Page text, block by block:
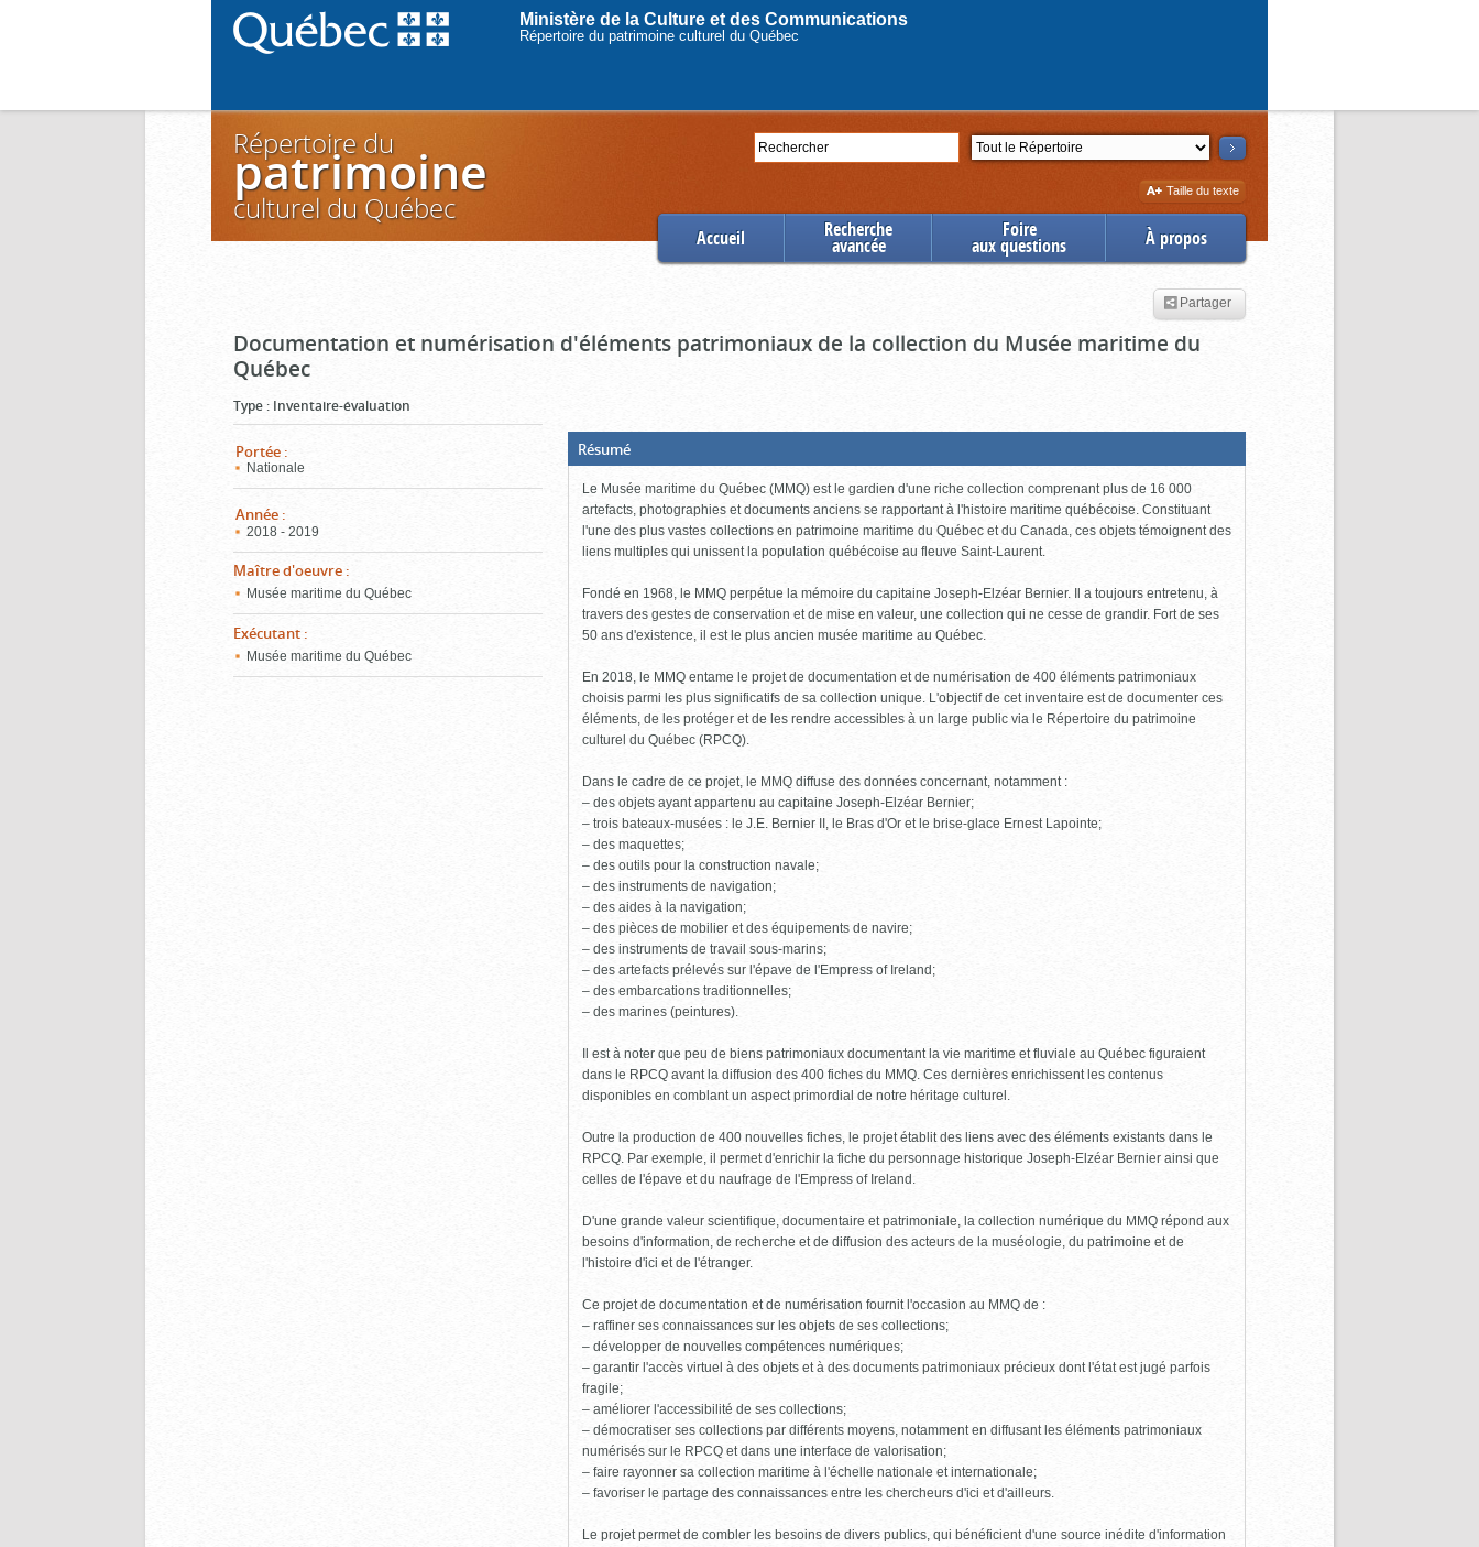
Ministère de la Culture et des Communications
Répertoire du patrimoine culturel du Québec
Rechercher Section
Augmenter
la
Taille du texte
Répertoire du
patrimoine
culturel du Québec
Accueil Recherche
avancée
Foire
aux questions À propos
Partager
Documentation et numérisation d'éléments patrimoniaux de la collection du Musée maritime du
Québec
Type : Inventaire-évaluation
Portée :
Nationale
Année :
2018 - 2019
Maître d'oeuvre :
Musée maritime du Québec
Exécutant :
Musée maritime du Québec
Résumé(Boite
ouverte,
cliquer
pour
fermer)
Le Musée maritime du Québec (MMQ) est le gardien d'une riche collection comprenant plus de 16 000
artefacts, photographies et documents anciens se rapportant à l'histoire maritime québécoise. Constituant
l'une des plus vastes collections en patrimoine maritime du Québec et du Canada, ces objets témoignent des
liens multiples qui unissent la population québécoise au fleuve Saint-Laurent.
Fondé en 1968, le MMQ perpétue la mémoire du capitaine Joseph-Elzéar Bernier. Il a toujours entretenu, à
travers des gestes de conservation et de mise en valeur, une collection qui ne cesse de grandir. Fort de ses
50 ans d'existence, il est le plus ancien musée maritime au Québec.
En 2018, le MMQ entame le projet de documentation et de numérisation de 400 éléments patrimoniaux
choisis parmi les plus significatifs de sa collection unique. L'objectif de cet inventaire est de documenter ces
éléments, de les protéger et de les rendre accessibles à un large public via le Répertoire du patrimoine
culturel du Québec (RPCQ).
Dans le cadre de ce projet, le MMQ diffuse des données concernant, notamment :
– des objets ayant appartenu au capitaine Joseph-Elzéar Bernier;
– trois bateaux-musées : le J.E. Bernier II, le Bras d'Or et le brise-glace Ernest Lapointe;
– des maquettes;
– des outils pour la construction navale;
– des instruments de navigation;
– des aides à la navigation;
– des pièces de mobilier et des équipements de navire;
– des instruments de travail sous-marins;
– des artefacts prélevés sur l'épave de l'Empress of Ireland;
– des embarcations traditionnelles;
– des marines (peintures).
Il est à noter que peu de biens patrimoniaux documentant la vie maritime et fluviale au Québec figuraient
dans le RPCQ avant la diffusion des 400 fiches du MMQ. Ces dernières enrichissent les contenus
disponibles en comblant un aspect primordial de notre héritage culturel.
Outre la production de 400 nouvelles fiches, le projet établit des liens avec des éléments existants dans le
RPCQ. Par exemple, il permet d'enrichir la fiche du personnage historique Joseph-Elzéar Bernier ainsi que
celles de l'épave et du naufrage de l'Empress of Ireland.
D'une grande valeur scientifique, documentaire et patrimoniale, la collection numérique du MMQ répond aux
besoins d'information, de recherche et de diffusion des acteurs de la muséologie, du patrimoine et de
l'histoire d'ici et de l'étranger.
Ce projet de documentation et de numérisation fournit l'occasion au MMQ de :
– raffiner ses connaissances sur les objets de ses collections;
– développer de nouvelles compétences numériques;
– garantir l'accès virtuel à des objets et à des documents patrimoniaux précieux dont l'état est jugé parfois
fragile;
– améliorer l'accessibilité de ses collections;
– démocratiser ses collections par différents moyens, notamment en diffusant les éléments patrimoniaux
numérisés sur le RPCQ et dans une interface de valorisation;
– faire rayonner sa collection maritime à l'échelle nationale et internationale;
– favoriser le partage des connaissances entre les chercheurs d'ici et d'ailleurs.
Le projet permet de combler les besoins de divers publics, qui bénéficient d'une source inédite d'information